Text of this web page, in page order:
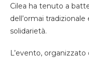
Cilea ha tenuto a
dell’ormai
solidarietà.
L’evento, organizzato